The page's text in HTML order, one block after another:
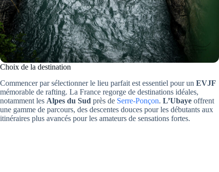
Choix de la destination
Commencer par sélectionner le lieu parfait est essentiel pour un EVJF
mémorable de rafting. La France regorge de destinations idéales,
notamment les Alpes du Sud près de Serre-Ponçon. L’Ubaye offrent
une gamme de parcours, des descentes douces pour les débutants aux
itinéraires plus avancés pour les amateurs de sensations fortes.